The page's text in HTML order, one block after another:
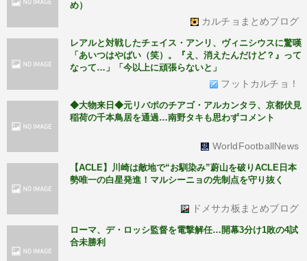
め）
カルチョまとめブログ
レアルと対戦したチェイス・アンリ、ヴィニシウスに驚嘆
「あいつはやばい（笑）。『え、消えたんだけど？』って
なって…」「今以上に頑張らないと」
フットカルチョ！
◆大物来日◆元リバポのチアゴ・アルカンタラ、京都伏見
稲荷の千本鳥居を通過…南野タキも思わずコメント
WorldFootballNews
【ACLE】川崎は敵地で“お馴染み”蔚山を破りACLE日本
勢唯一の白星発進！マルシーニョの先制点を守り抜く
ドメサカ板まとめブログ
ローマ、デ・ロッシ監督を電撃解任…開幕3分け1敗の4試
合未勝利